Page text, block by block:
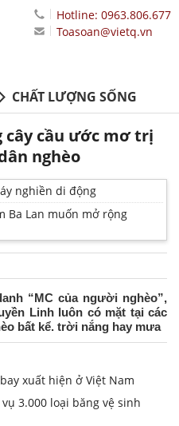
Hotline: 0963.806.677
Toasoan@vietq.vn
CHẤT LƯỢNG SỐNG
cây cầu ước mơ trị
nghèo
nghiền di động
Ba Lan muốn mở rộng
“MC của người nghèo”,
Linh luôn có mặt tại các
bất kể. trời nắng hay mưa
xuất hiện ở Việt Nam
3.000 loại băng vệ sinh